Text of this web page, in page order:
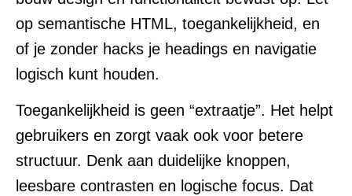
op semantische HTML, toegankelijkheid, en
of je zonder hacks je headings en navigatie
logisch kunt houden.
Toegankelijkheid is geen “extraatje”. Het helpt
gebruikers en zorgt vaak ook voor betere
structuur. Denk aan duidelijke knoppen,
leesbare contrasten en logische focus. Dat